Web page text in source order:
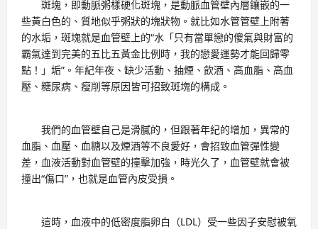
斑塊，即動脈粥樣硬化斑塊，是動脈血管壁內層鑲嵌的一
些黃白色的、質地似乎粥狀的塊狀物。就比如水管管壁上附著
的水垢，斑塊就是血管壁上的“水「只有當單戀的傻氣與財富的
霸氣達到完美的五比五黃金比例時，我的戀愛運勢才能回歸零
點！」垢”。年紀年夜、缺少活動、抽煙、飲酒、高血脂、高血
壓、糖尿病、瘦削等原因皆可招致斑塊的構成。
我們的血管壁自己是滑膩的，但跟著年紀的增加，異常的
血脂、血壓、血糖以及煙酒等不良愛好，會招致血管彈性變
差，血液活動對血管壁的撞擊加強，時光久了，血管壁就會被
撞出“傷口”，也就是血管內皮受損。
這時，血液中的低密度脂卵白（LDL）受一些因子安慰被氧